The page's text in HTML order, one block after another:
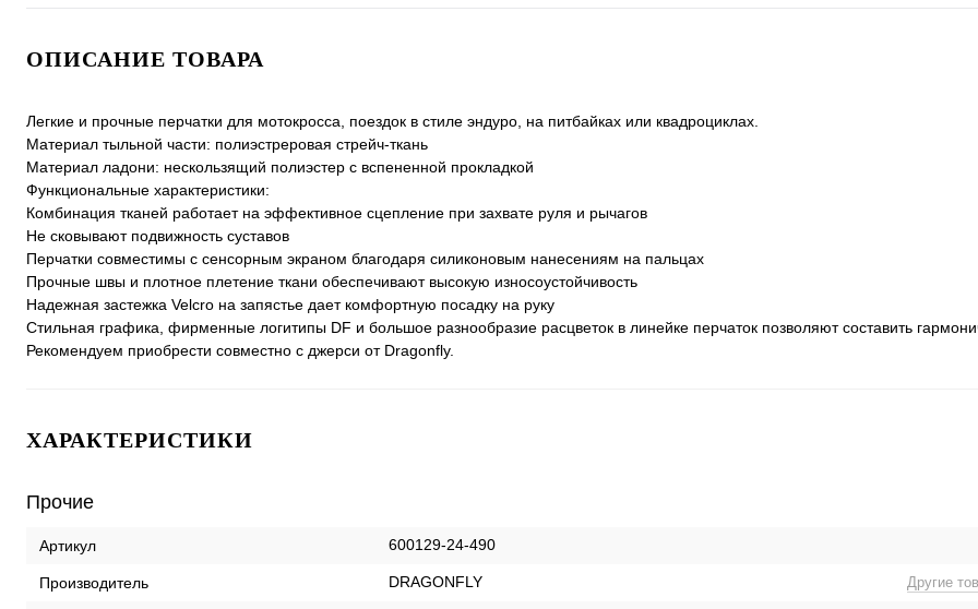
ОПИСАНИЕ ТОВАРА
Легкие и прочные перчатки для мотокросса, поездок в стиле эндуро, на питбайках или квадроциклах.
Материал тыльной части: полиэстреровая стрейч-ткань
Материал ладони: нескользящий полиэстер с вспененной прокладкой
Функциональные характеристики:
Комбинация тканей работает на эффективное сцепление при захвате руля и рычагов
Не сковывают подвижность суставов
Перчатки совместимы с сенсорным экраном благодаря силиконовым нанесениям на пальцах
Прочные швы и плотное плетение ткани обеспечивают высокую износоустойчивость
Надежная застежка Velcro на запястье дает комфортную посадку на руку
Стильная графика, фирменные логитипы DF и большое разнообразие расцветок в линейке перчаток позволяют составить
Рекомендуем приобрести совместно с джерси от Dragonfly.
ХАРАКТЕРИСТИКИ
Прочие
Артикул 600129-24-490
Производитель DRAGONFLY Другие